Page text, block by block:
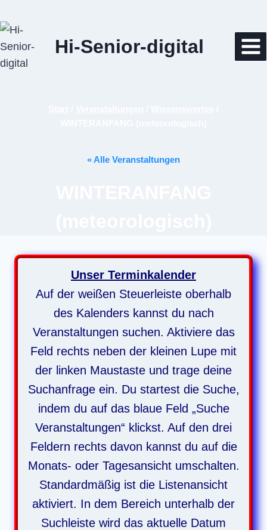
Inhalt
springen
Hi-Senior-digital
« Alle Veranstaltungen
Unser Terminkalender
Auf der weißen Steuerleiste oberhalb
des Kalenders kannst du nach
Veranstaltungen suchen. Aktiviere das
Feld rechts neben der kleinen Lupe mit
der linken Maustaste und trage deine
Suchanfrage ein. Du startest die Suche,
indem du auf das blaue Feld „Suche
Veranstaltungen“ klickst. Auf den drei
Feldern rechts davon kannst du auf die
Monats- oder Tagesansicht umschalten.
Standardmäßig ist die Listenansicht
aktiviert. In dem Bereich unterhalb der
Suchleiste wird das aktuelle Datum